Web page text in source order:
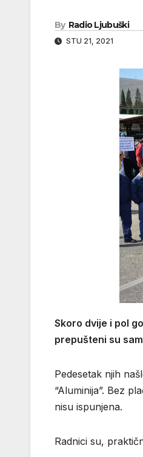
By Radio Ljubuški
STU 21, 2021
Skoro dvije i pol
prepušteni su
Pedesetak njih
“Aluminija”. Bez
nisu ispunjena.
Radnici su,